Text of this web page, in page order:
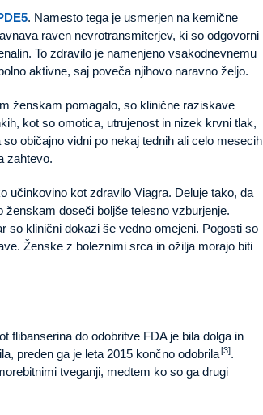
. Namesto tega je usmerjen na kemične
raven nevrotransmiterjev, ki so odgovorni
To zdravilo je namenjeno vsakodnevnemu
aktivne, saj poveča njihovo naravno željo.
ženskam pomagalo, so klinične raziskave
kot so omotica, utrujenost in nizek krvni tlak,
običajno vidni po nekaj tednih ali celo mesecih
zahtevo.
učinkovino kot zdravilo Viagra. Deluje tako, da
ženskam doseči boljše telesno vzburjenje.
so klinični dokazi še vedno omejeni. Pogosti so
Ženske z boleznimi srca in ožilja morajo biti
flibanserina do odobritve FDA je bila dolga in
preden ga je leta 2015 končno odobrila[3].
tveganji, medtem ko so ga drugi